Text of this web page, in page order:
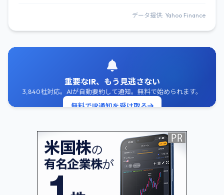
データ提供: Yahoo Finance
重要なIR、もう見逃さない
3,840社対応。AIが自動要約して通知。無料で始められます。
無料でIR通知を受け取る